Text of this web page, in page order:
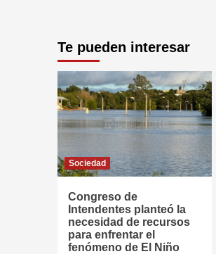
Te pueden interesar
Sociedad
Congreso de
Intendentes planteó la
necesidad de recursos
para enfrentar el
fenómeno de El Niño